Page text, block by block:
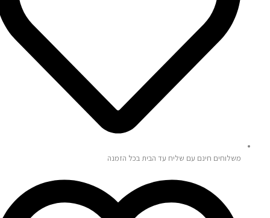
משלוחים חינם עם שליח עד הבית בכל הזמנה